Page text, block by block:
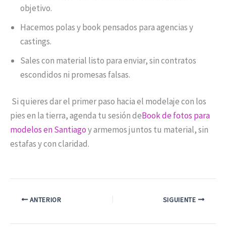
objetivo.
Hacemos polas y book pensados para agencias y
castings.
Sales con material listo para enviar, sin contratos
escondidos ni promesas falsas.
Si quieres dar el primer paso hacia el modelaje con los
pies en la tierra, agenda tu sesión deBook de fotos para
modelos en Santiagoy armemos juntos tu material, sin
estafas y con claridad.
ANTERIOR SIGUIENTE